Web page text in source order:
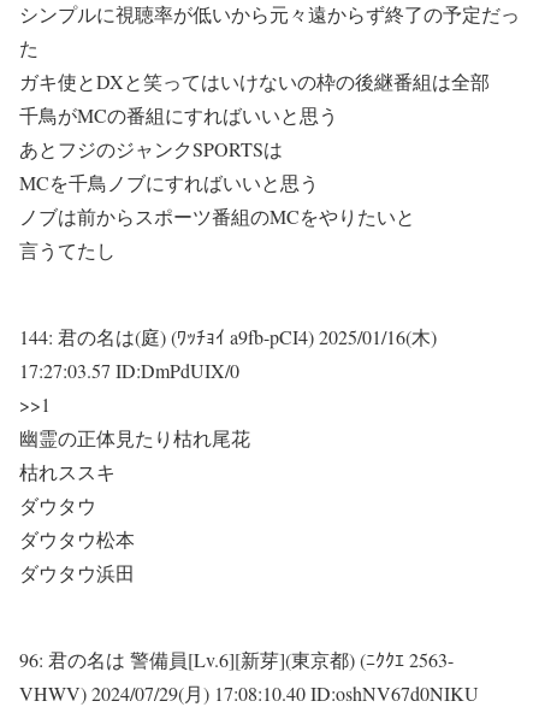
シンプルに視聴率が低いから元々遠からず終了の予定だっ
た
ガキ使とDXと笑ってはいけないの枠の後継番組は全部
千鳥がMCの番組にすればいいと思う
あとフジのジャンクSPORTSは
MCを千鳥ノブにすればいいと思う
ノブは前からスポーツ番組のMCをやりたいと
言うてたし
144: 君の名は(庭) (ﾜｯﾁｮｲ a9fb-pCI4)2025/01/16(木)
17:27:03.57 ID:DmPdUIX/0
>>1
幽霊の正体見たり枯れ尾花
枯れススキ
ダウタウ
ダウタウ松本
ダウタウ浜田
96: 君の名は 警備員[Lv.6][新芽](東京都) (ﾆｸｸｴ 2563-
VHWV)2024/07/29(月) 17:08:10.40 ID:oshNV67d0NIKU